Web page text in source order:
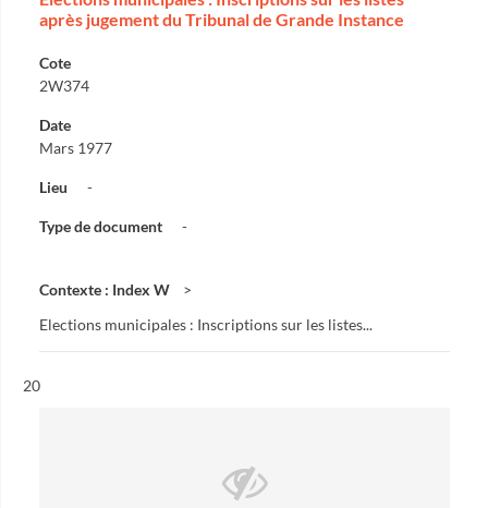
après jugement du Tribunal de Grande Instance
Cote
2W374
Date
Mars 1977
Lieu -
Type de document -
Contexte : Index W
Elections municipales : Inscriptions sur les listes...
Résultat n°
20